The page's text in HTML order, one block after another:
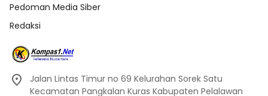
Pedoman Media Siber
Redaksi
Jalan Lintas Timur no 69 Kelurahan Sorek Satu
Kecamatan Pangkalan Kuras Kabupaten Pelalawan